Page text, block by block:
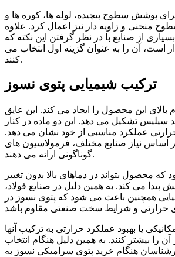
پوشش سطوح پیچیده، لوله ها، کوره ها و
منحنی و زاویه دار نیز اعمال کرد. علاوه
از صنایع با در نظر گرفتن این نکته که
است، آن را به عنوان گزینه اول انتخاب می
کنند.
ترکیب شیمیایی پتوی نسوز
این محصول را ایجاد می کند. این عایق
سیلیس تشکیل می دهد. این دو ماده در کنار
حرارتی عملکرد مناسبی از خود نشان می دهد.
اساس نیاز صنایع مختلف، فرمولاسیون های
گوناگونی ارائه می دهند.
محصول بتواند در دماهای بالا بدون تغییر
پیدا می کند. به همین دلیل در صنایع فولاد،
همچنین باعث می شود که پتوی نسوز در
یا بهبود عملکرد حرارتی به ترکیب آنها
بیشتر کنند. به همین دلیل هنگام انتخاب
هنگام خرید پتوی سرامیکی نسوز به